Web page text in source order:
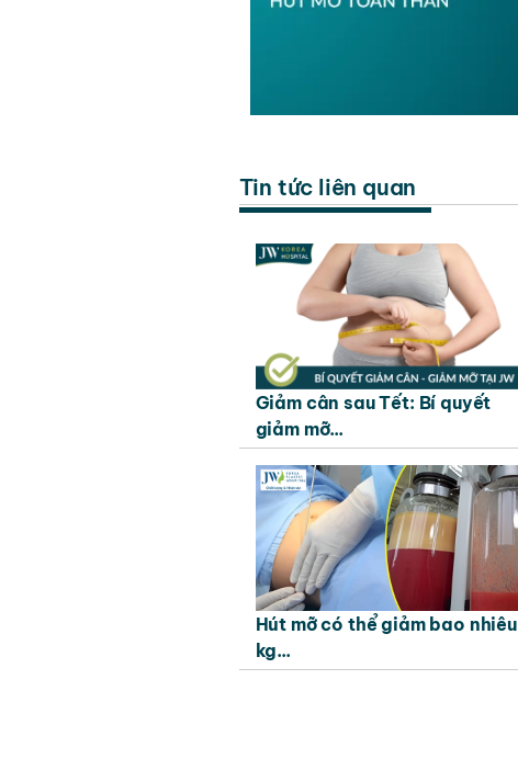
Tin tức liên quan
Giảm cân sau Tết: Bí quyết
giảm mỡ...
Hút mỡ có thể giảm bao nhiêu
kg...